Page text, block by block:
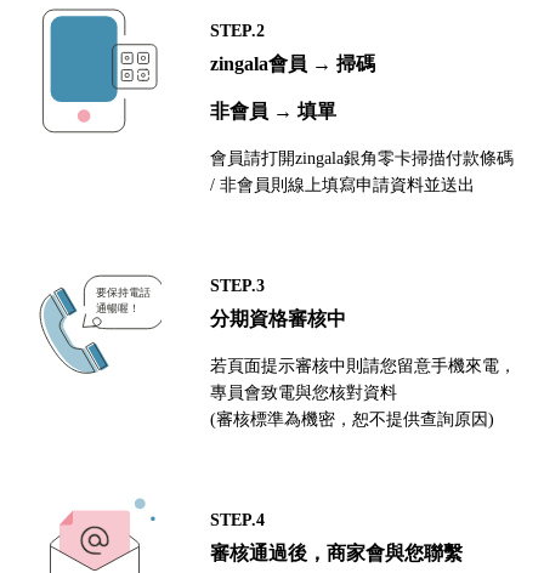
STEP.2
zingala會員 → 掃碼
非會員 → 填單
會員請打開zingala銀角零卡掃描付款條碼
/ 非會員則線上填寫申請資料並送出
STEP.3
分期資格審核中
若頁面提示審核中則請您留意手機來電，
專員會致電與您核對資料
(審核標準為機密，恕不提供查詢原因)
STEP.4
審核通過後，商家會與您聯繫